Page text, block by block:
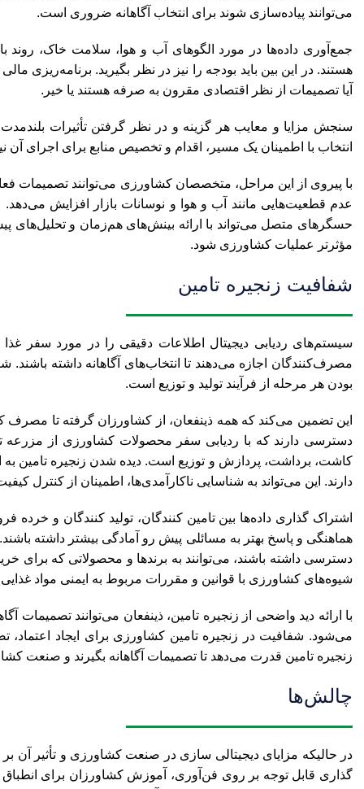
می‌توانند پیاده‌سازی شوند برای انتخاب آگاهانه ضروری است.
جمع‌آوری داده‌ها در مورد الگوهای آب و هوا، سلامت خاک، روند
هستند. در این بین باید بودجه را نیز در نظر بگیرید.
آیا تصمیمات از نظر اقتصادی مقرون به صرفه هستند یا خیر.
سنجش مزایا و معایب هر گزینه و در نظر گرفتن تأثیرات
انتخاب با اطمینان یک مسیر، اقدام و تخصیص منابع برای اجرای آن
با پیروی از این مراحل، متخصصان کشاورزی می‌توانند تصمیمات
عدم قطعیت‌هایی مانند آب و هوا و نوسانات بازار افزایش می‌دهد.
حسگرهای متصل می‌تواند با ارائه بینش‌های هم‌زمان و تحلیل‌های
مؤثرتر عملیات کشاورزی شود.
شفافیت زنجیره تامین
سیستم‌های ردیابی دیجیتال اطلاعات دقیقی را در مورد سفر
مصرف‌کنندگان اجازه می‌دهند تا انتخاب‌های آگاهانه داشته
بودن هر مرحله از فرآیند تولید و توزیع است.
این تضمین می‌کند که همه ذینفعان، از کشاورزان گرفته تا
دسترسی دارند که با ردیابی سفر محصولات کشاورزی از مزرعه
کاشت، برداشت، پردازش و توزیع است. دیده شدن زنجیره
دارند. این می‌تواند به شناسایی ناکارآمدی‌ها، اطمینان از کنترل
اشتراک گذاری‌ داده‌ها بین تامین کنندگان، تولید کنندگان و
هماهنگی و پاسخ بهتر به مسائلی پیش رو آمادگی بیشتر داشته
دسترسی داشته باشند، می‌توانند به برندها و محصولاتی که برای
شیوه‌های کشاورزی با قوانین و مقررات مربوط به ایمنی مواد
با ارائه دید واضحی از زنجیره تامین، ذینفعان می‌توانند تصمیمات
می‌شود. شفافیت در زنجیره تامین کشاورزی برای ایجاد
زنجیره تامین قدرت می‌دهد تا تصمیمات آگاهانه بگیرند و صنعت
چالش‌ها
در حالیکه مزایای دیجیتالی سازی در صنعت کشاورزی و تأثیر آن
گذاری قابل توجه بر روی فن‌آوری، آموزش کشاورزان برای